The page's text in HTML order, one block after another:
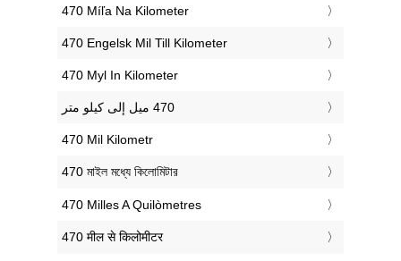
‎470 Míľa Na Kilometer
‎470 Engelsk Mil Till Kilometer
‎470 Myl In Kilometer
‎470 Mil Kilometr
‎470 মাইল মধ্যে কিলোমিটার
‎470 Milles A Quilòmetres
‎470 मील से किलोमीटर